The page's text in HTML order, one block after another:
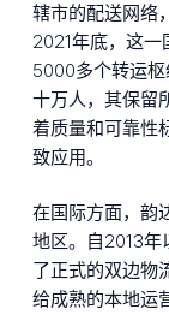
辖市的配送网络
2021年底，这
5000多个转运
十万人，其保留
着质量和可靠性
致应用。
在国际方面，韵
地区。自2013年
了正式的双边物
给成熟的本地运